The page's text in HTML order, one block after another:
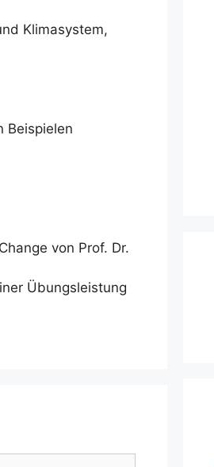
Klimasystem,
Beispielen
von Prof. Dr.
Übungsleistung